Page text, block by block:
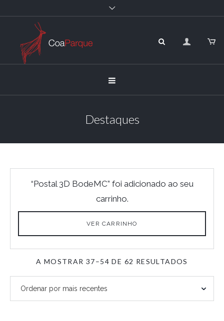
Destaques
“Postal 3D BodeMC” foi adicionado ao seu
carrinho.
VER CARRINHO
A MOSTRAR 37–54 DE 62 RESULTADOS
MAIS